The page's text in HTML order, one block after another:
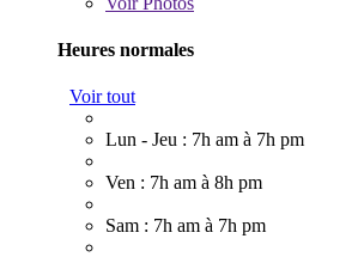
Heures normales
Voir tout
Lun - Jeu : 7h am à 7h pm
Ven : 7h am à 8h pm
Sam : 7h am à 7h pm